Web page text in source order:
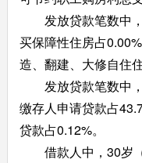
发放贷款笔数中，
买保障性住房占
造、翻建、大修自住
发放贷款笔数中，
缴存人申请贷款占
贷款占0.12%。
借款人中，30岁（